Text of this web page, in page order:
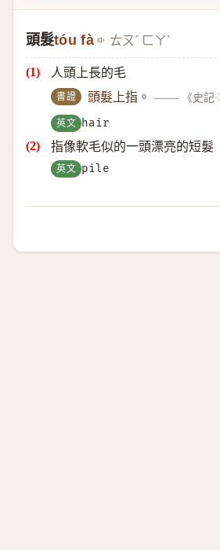
頭髮tóu fà ㄊㄡˊ ㄈㄚˋ
人頭上長的毛
書證 頭髮上指。 —— 《史記
英文 hair
指像軟毛似的一頭漂亮的短髮
英文 pile